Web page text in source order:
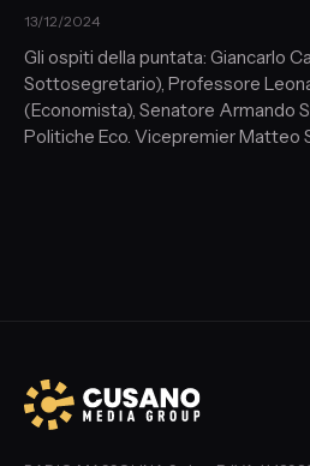
13/12/2024
Gli ospiti della puntata: Giancarlo
Sottosegretario), Professore
(Economista), Senatore Armando
Politiche Eco. Vicepremier Matteo